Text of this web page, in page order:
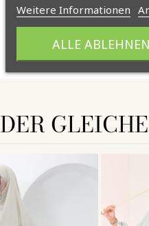
Weitere Informationen
ALLE ABLEHNEN